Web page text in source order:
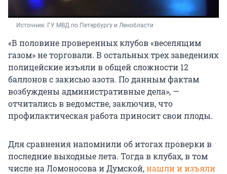
Источник: ГУ МВД по Петербургу и Ленобласти
«В половине проверенных клубов «веселящим
газом» не торговали. В остальных трех заведениях
полицейские изъяли в общей сложности 12
баллонов с закисью азота. По данным фактам
возбуждены административные дела», —
отчитались в ведомстве, заключив, что
профилактическая работа приносит свои плоды.
Для сравнения напомнили об итогах проверки в
последние выходные лета. Тогда в клубах, в том
числе на Ломоносова и Думской,нашли и изъяли